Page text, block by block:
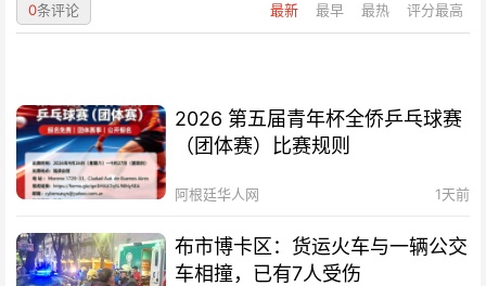
最新 最早 最热 评分最高
0条评论
2026 第五届青年杯全侨乒乓球赛
（团体赛）比赛规则
阿根廷华人网 1天前
布市博卡区：货运火车与一辆公交
车相撞，已有7人受伤